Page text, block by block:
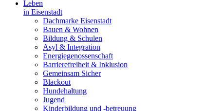
Leben
in Eisenstadt
Dachmarke Eisenstadt
Bauen & Wohnen
Bildung & Schulen
Asyl & Integration
Energiegenossenschaft
Barrierefreiheit & Inklusion
Gemeinsam Sicher
Blackout
Hundehaltung
Jugend
Kinderbildung und -betreuung